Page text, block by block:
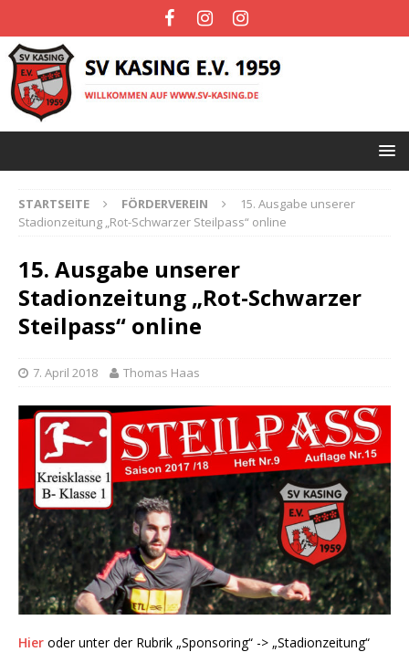
STARTSEITE FÖRDERVEREIN
15. Ausgabe unserer
Stadionzeitung „Rot-Schwarzer Steilpass“ online
15. Ausgabe unserer
Stadionzeitung „Rot-Schwarzer
Steilpass“ online
7. April 2018 Thomas Haas
Hier oder unter der Rubrik „Sponsoring“ -> „Stadionzeitung“